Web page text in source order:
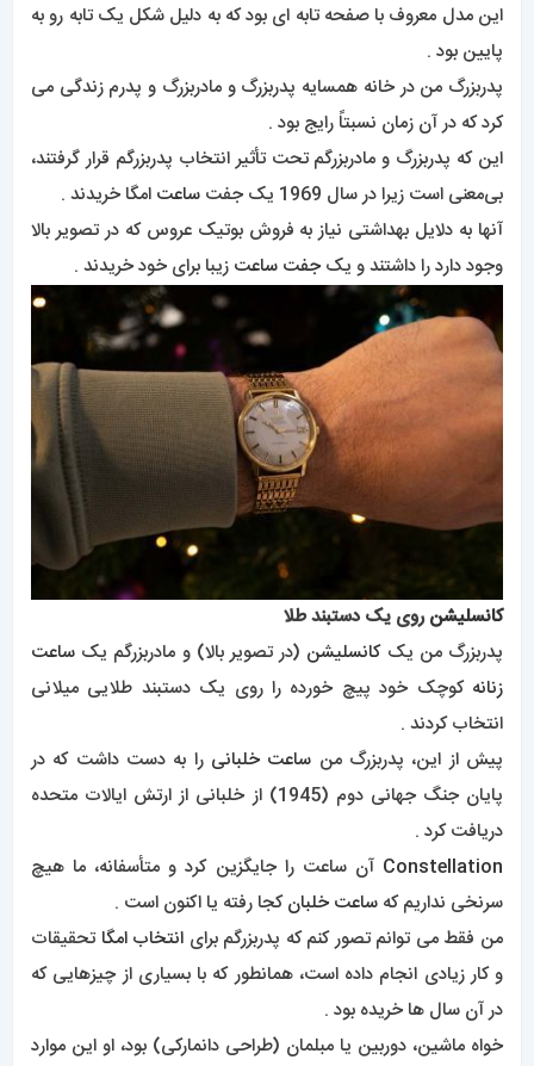
این مدل معروف با صفحه تابه ای بود که به دلیل شکل یک تابه رو به
پایین بود .
پدربزرگ من در خانه همسایه پدربزرگ و مادربزرگ و پدرم زندگی می
کرد که در آن زمان نسبتاً رایج بود .
این که پدربزرگ و مادربزرگم تحت تأثیر انتخاب پدربزرگم قرار گرفتند،
بی‌معنی است زیرا در سال 1969 یک جفت
ساعت امگا خریدند .
آنها به دلایل بهداشتی نیاز به فروش بوتیک عروس که در تصویر بالا
وجود دارد را داشتند و یک جفت ساعت زیبا برای خود خریدند .
کانسلیشنروی یک دستبند طلا
پدربزرگ من یککانسلیشن (در تصویر بالا) و مادربزرگم یک ساعت
زنانه کوچک خود پیچ ​​خورده را روی یک دستبند طلایی میلانی
انتخاب کردند .
پیش از این، پدربزرگ من ساعت خلبانی را به دست داشت که در
پایان جنگ جهانی دوم (1945) از خلبانی از ارتش ایالات متحده
دریافت کرد .
Constellation آن ساعت را جایگزین کرد و متأسفانه، ما هیچ
سرنخی نداریم که ساعت خلبانکجا رفته یا اکنون است .
من فقط می توانم تصور کنم که پدربزرگم برای انتخاب امگا تحقیقات
و کار زیادی انجام داده است، همانطور که با بسیاری از چیزهایی که
در آن سال ها خریده بود .
خواه ماشین، دوربین یا مبلمان (طراحی دانمارکی) بود، او این موارد